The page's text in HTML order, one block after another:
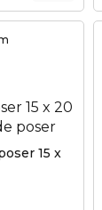
15 x